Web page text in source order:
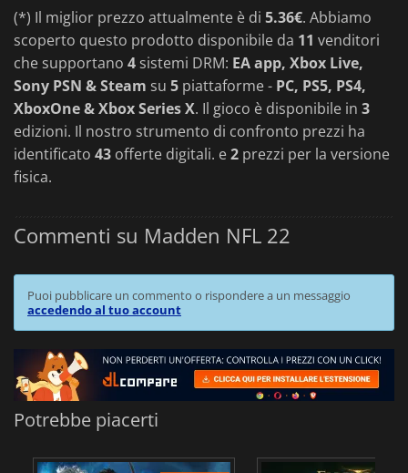
(*) Il miglior prezzo attualmente è di 5.36€. Abbiamo
scoperto questo prodotto disponibile da 11 venditori
che supportano 4 sistemi DRM: EA app, Xbox Live,
Sony PSN & Steam su 5 piattaforme - PC, PS5, PS4,
XboxOne & Xbox Series X. Il gioco è disponibile in 3
edizioni. Il nostro strumento di confronto prezzi ha
identificato 43 offerte digitali. e2 prezzi per la versione
fisica.
Commenti su Madden NFL 22
Puoi pubblicare un commento o rispondere a un messaggio
accedendo al tuo account
Potrebbe piacerti